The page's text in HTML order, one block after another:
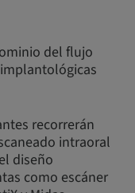
del flujo
recorrerán
intraoral
diseño
como escáner